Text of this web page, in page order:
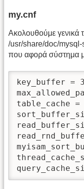
my.cnf
Ακολουθούμε γενικά
/usr/share/doc/
που αφορά σύστημα
key_buffer =
table_cache =